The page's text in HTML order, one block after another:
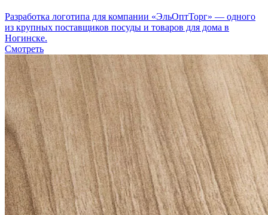
Разработка логотипа для компании «ЭльОптТорг» — одного
из крупных поставщиков посуды и товаров для дома в
Ногинске.
Смотреть